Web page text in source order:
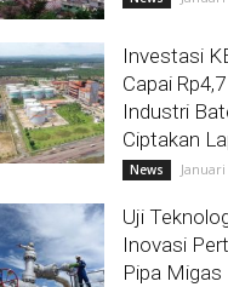
Investasi
Capai
Industri
Ciptakan
News
Uji
Inovasi
Pipa Migas